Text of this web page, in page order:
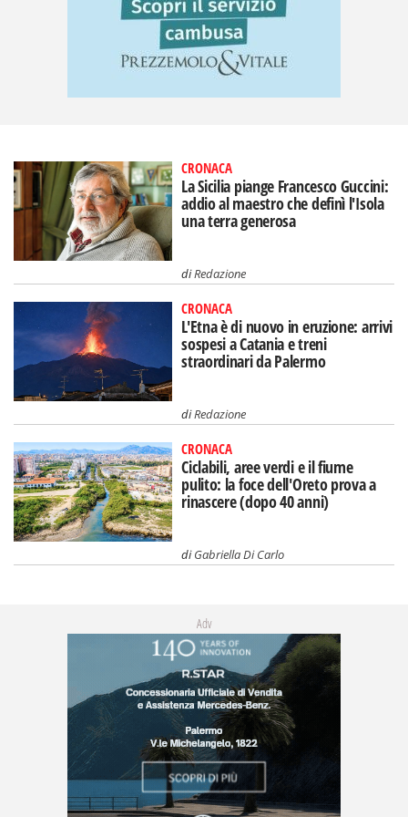
CRONACA
La Sicilia piange Francesco Guccini:
addio al maestro che definì l'Isola
una terra generosa
diRedazione
CRONACA
L'Etna è di nuovo in eruzione: arrivi
sospesi a Catania e treni
straordinari da Palermo
diRedazione
CRONACA
Ciclabili, aree verdi e il fiume
pulito: la foce dell'Oreto prova a
rinascere (dopo 40 anni)
diGabriella Di Carlo
Adv